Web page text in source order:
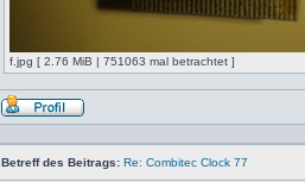
f.jpg [ 2.76 MiB | 751063 mal betrachtet ]
Profil
Betreff des Beitrags: Re: Combitec Clock 77